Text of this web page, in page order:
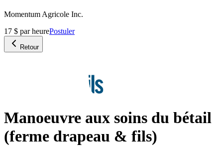
Momentum Agricole Inc.
17 $ par heurePostuler
Retour
Manoeuvre aux soins du bétail
(ferme drapeau & fils)